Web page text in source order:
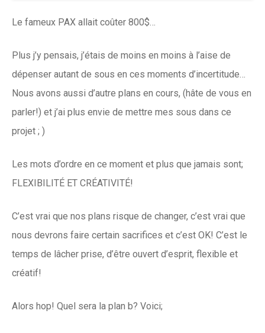
Le fameux PAX allait coûter 800$…
Plus j’y pensais, j’étais de moins en moins à l’aise de
dépenser autant de sous en ces moments d’incertitude…
Nous avons aussi d’autre plans en cours, (hâte de vous en
parler!) et j’ai plus envie de mettre mes sous dans ce
projet ; )
Les mots d’ordre en ce moment et plus que jamais sont;
FLEXIBILITÉ ET CRÉATIVITÉ!
C’est vrai que nos plans risque de changer, c’est vrai que
nous devrons faire certain sacrifices et c’est OK! C’est le
temps de lâcher prise, d’être ouvert d’esprit, flexible et
créatif!
Alors hop! Quel sera la plan b? Voici;